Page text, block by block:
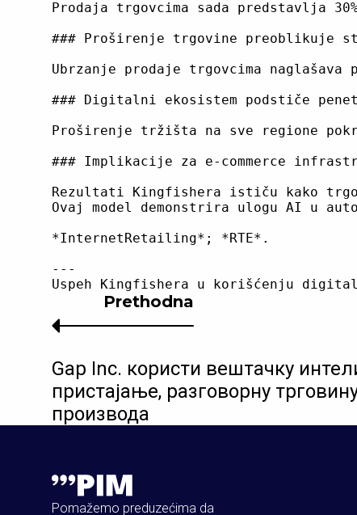
Prodaja trgovcima sada predstavlja
### Proširenje trgovine preoblikuje
Ubrzanje prodaje trgovcima
### Digitalni ekosistem podstiče
Proširenje tržišta na sve regione
### Implikacije za e-commerce
Rezultati Kingfishera ističu kako
Ovaj model demonstrira ulogu AI u
*InternetRetailing*; *RTE*.
---
Prethodna
Gap Inc. користи вештачку
пристајање, разговорну
производа
Pomažemo preduzećima da